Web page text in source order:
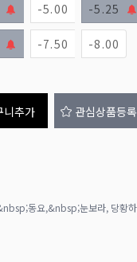
-5.00 -5.25
-7.50 -8.00
니추가 관심상품등록